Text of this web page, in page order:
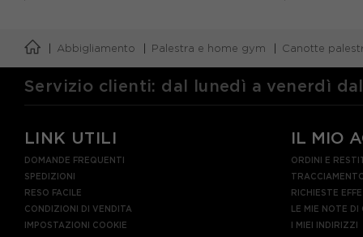
Abbigliamento Palestra e home gym Canotte
Servizio clienti: dal lunedì a venerdì
LINK UTILI
DOMANDE FREQUENTI
SPEDIZIONI
RESO FACILE
CONDIZIONI DI VENDITA
IMPOSTAZIONI COOKIE
IL MIO
ORDINI E
RICHIESTE
LE MIE NOTE DI
I MIEI INDIRIZZI